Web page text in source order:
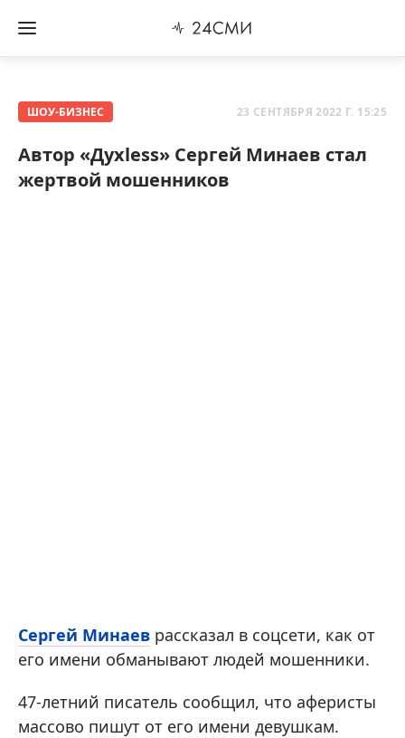
ШОУ-БИЗНЕС 23 СЕНТЯБРЯ 2022 Г. 15:25
Автор «Духless» Сергей Минаев стал
жертвой мошенников
Сергей Минаев рассказал в соцсети, как от
его имени обманывают людей мошенники.
47-летний писатель сообщил, что аферисты
массово пишут от его имени девушкам.